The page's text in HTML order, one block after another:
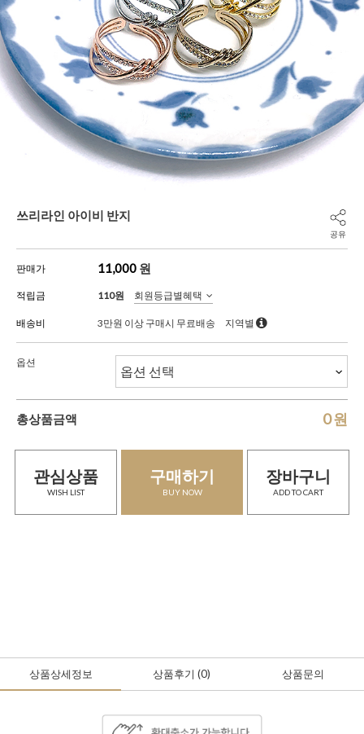
쓰리라인 아이비 반지
공유
판매가 11,000 원
적립금 110원 회원등급별혜택
배송비 3만원 이상 구매시 무료배송 지역별
옵션
총상품금액 0원
관심상품
WISH LIST
구매하기
BUY NOW
장바구니
ADD TO CART
상품상세정보 상품후기 (0) 상품문의